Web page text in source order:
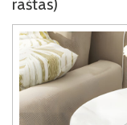
raštas)